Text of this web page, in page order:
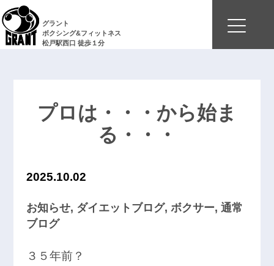
グラント
ボクシング&フィットネス
松戸駅西口 徒歩１分
プロは・・・から始ま
る・・・
2025.10.02
お知らせ, ダイエットブログ, ボクサー, 通常
ブログ
３５年前？